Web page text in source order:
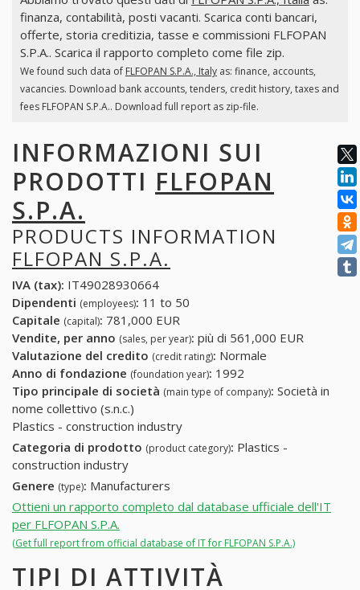
finanza, contabilità, posti vacanti. Scarica conti bancari,
offerte, storia creditizia, tasse e commissioni FLFOPAN
S.P.A.. Scarica il rapporto completo come file zip.
We found such data of FLFOPAN S.P.A., Italyas: finance, accounts,
vacancies. Download bank accounts, tenders, credit history, taxes and
fees FLFOPAN S.P.A.. Download full report as zip-file.
INFORMAZIONI SUI
PRODOTTI FLFOPAN
S.P.A.
PRODUCTS INFORMATION
FLFOPAN S.P.A.
IVA (tax): IT49028930664
Dipendenti (employees): 11 to 50
Capitale (capital): 781,000 EUR
Vendite, per anno (sales, per year): più di 561,000 EUR
Valutazione del credito (credit rating): Normale
Anno di fondazione (foundation year): 1992
Tipo principale di società (main type of company): Società in
nome collettivo (s.n.c.)
Plastics - construction industry
Categoria di prodotto (product category): Plastics -
construction industry
Genere (type): Manufacturers
Ottieni un rapporto completo dal database ufficiale dell'IT
per FLFOPAN S.P.A.
(Get full report from official database of IT for FLFOPAN S.P.A.)
TIPI DI ATTIVITÀ